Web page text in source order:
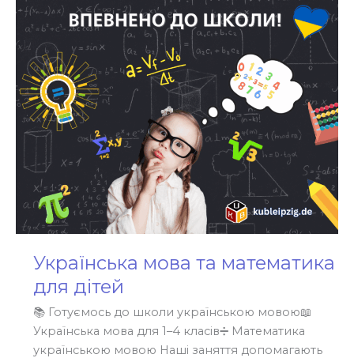
Українська мова та математика
для дітей
📚 Готуємось до школи українською мовою📖
Українська мова для 1–4 класів➗ Математика
українською мовою Наші заняття допомагають
та
математика
для
дітей